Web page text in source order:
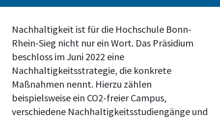
Nachhaltigkeit ist für die Hochschule Bonn-
Rhein-Sieg nicht nur ein Wort. Das Präsidium
beschloss im Juni 2022 eine
Nachhaltigkeitsstrategie, die konkrete
Maßnahmen nennt. Hierzu zählen
beispielsweise ein CO2-freier Campus,
verschiedene Nachhaltigkeitsstudiengänge und